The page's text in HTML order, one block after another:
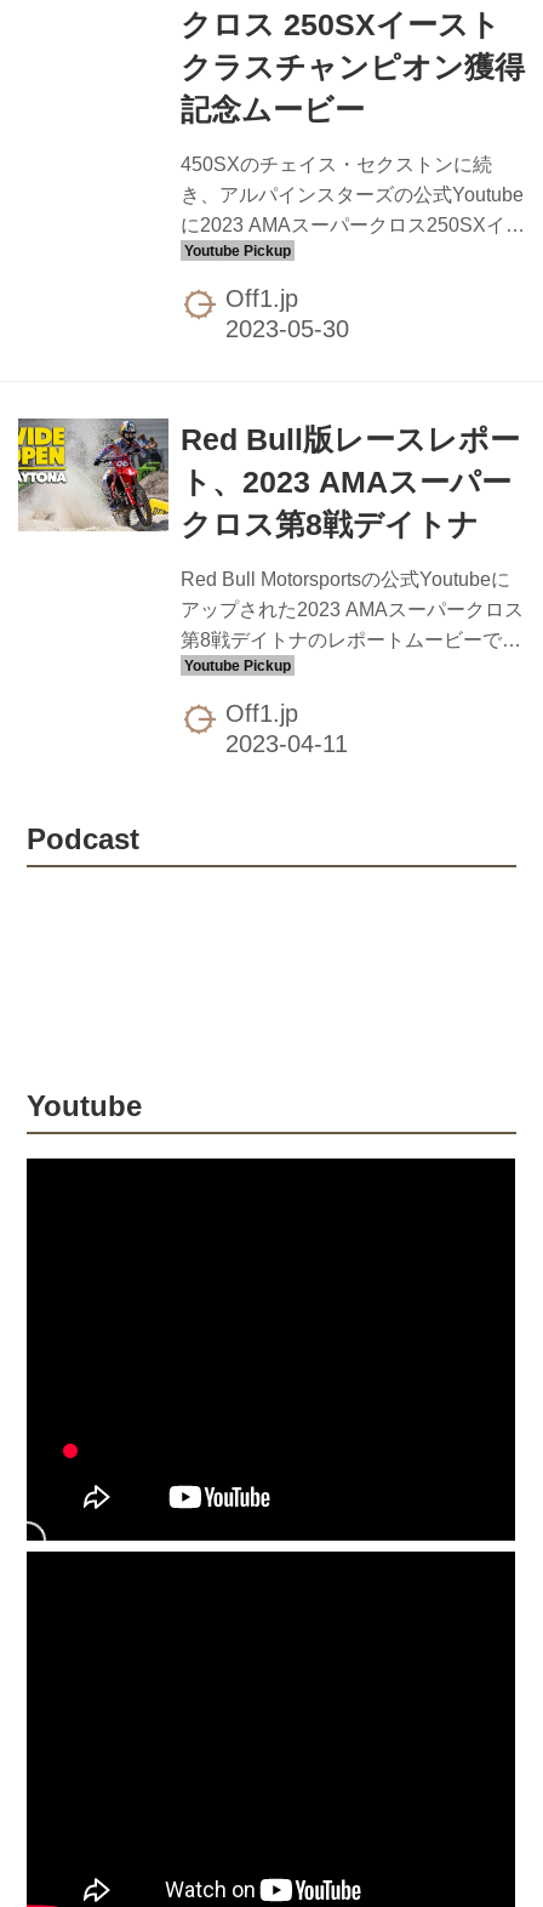
た。これにより、ジェット・ローレン
スは今シーズンのアウトドア450クラス
のレース11戦全てを両ヒ...
クロス 250SXイースト
クラスチャンピオン獲得
記念ムービー
450SXのチェイス・セクストンに続
き、アルパインスターズの公式Youtube
に2023 AMAスーパークロス250SXイー
ストクラスを制したTeam Honda HRC
ライダー、ハンター・ローレンスのチ
ャンピオン獲得記念ムービーがアップ
Off1.jp
Red Bull版レースレポー
ト、2023 AMAスーパー
クロス第8戦デイトナ
Red Bull Motorsportsの公式Youtubeに
アップされた2023 AMAスーパークロス
第8戦デイトナのレポートムービーで
す。Team Honda HRCから250SXイー
ストクラスに参戦、見事このレースで
総合優勝を獲得したオージーライダ
Off1.jp
Podcast
Youtube